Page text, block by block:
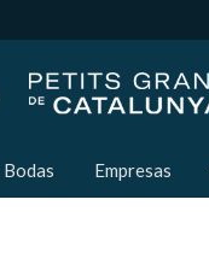
Bodas Empresas